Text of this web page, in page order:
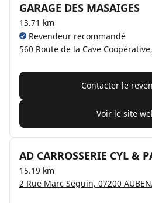
GARAGE DES MASAIGES
13.71 km
Revendeur recommandé
Contacter le
Voir le site
AD CARROSSERIE CYL &
15.19 km
2 Rue Marc Seguin, 07200